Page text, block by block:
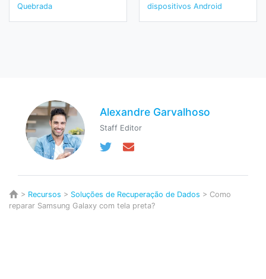
Quebrada dispositivos Android
Alexandre Garvalhoso
Staff Editor
> Recursos > Soluções de Recuperação de Dados > Como
reparar Samsung Galaxy com tela preta?